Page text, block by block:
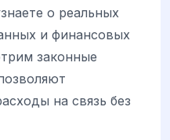
о реальных
и финансовых
законные
на связь без